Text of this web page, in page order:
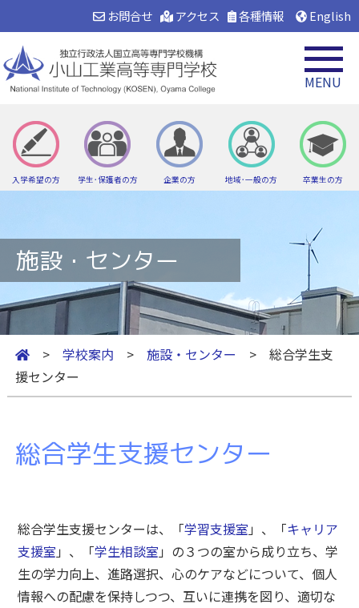
English
各種情報
アクセス
お問合せ
入学希望の方 学生･保護者の方 企業の方 地域･一般の方 卒業生の方
MENU
施設・センター
> 学校案内 > 施設・センター > 総合学生支
援センター
総合学生支援センター
総合学生支援センターは、「学習支援室 」、「キャリア
支援室 」、「学生相談室 」の３つの室から成り立ち、学
生の学力向上、進路選択、心のケアなどについて、個人
情報への配慮を保持しつつ、互いに連携を図り、適切な